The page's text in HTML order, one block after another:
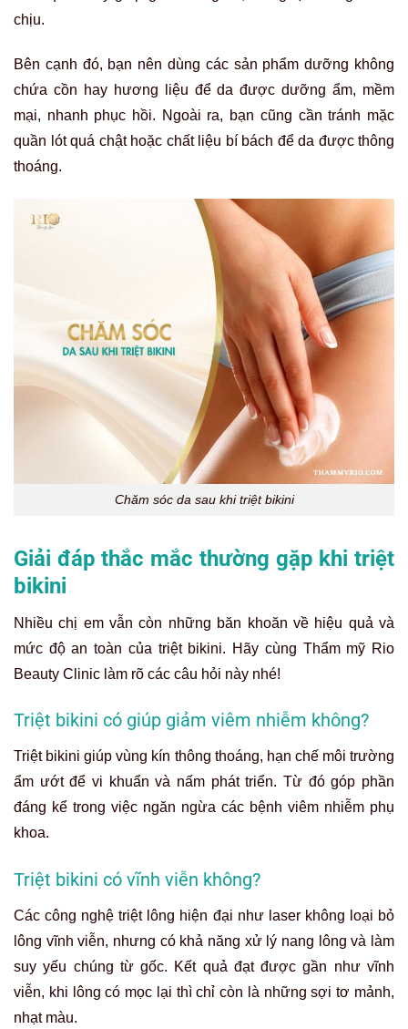
chịu.
Bên cạnh đó, bạn nên dùng các sản phẩm dưỡng không
chứa cồn hay hương liệu để da được dưỡng ẩm, mềm
mại, nhanh phục hồi. Ngoài ra, bạn cũng cần tránh mặc
quần lót quá chật hoặc chất liệu bí bách để da được thông
thoáng.
Chăm sóc da sau khi triệt bikini
Giải đáp thắc mắc thường gặp khi triệt
bikini
Nhiều chị em vẫn còn những băn khoăn về hiệu quả và
mức độ an toàn của triệt bikini. Hãy cùng Thẩm mỹ Rio
Beauty Clinic làm rõ các câu hỏi này nhé!
Triệt bikini có giúp giảm viêm nhiễm không?
Triệt bikini giúp vùng kín thông thoáng, hạn chế môi trường
ẩm ướt để vi khuẩn và nấm phát triển. Từ đó góp phần
đáng kể trong việc ngăn ngừa các bệnh viêm nhiễm phụ
khoa.
Triệt bikini có vĩnh viễn không?
Các công nghệ triệt lông hiện đại như laser không loại bỏ
lông vĩnh viễn, nhưng có khả năng xử lý nang lông và làm
suy yếu chúng từ gốc. Kết quả đạt được gần như vĩnh
viễn, khi lông có mọc lại thì chỉ còn là những sợi tơ mảnh,
nhạt màu.